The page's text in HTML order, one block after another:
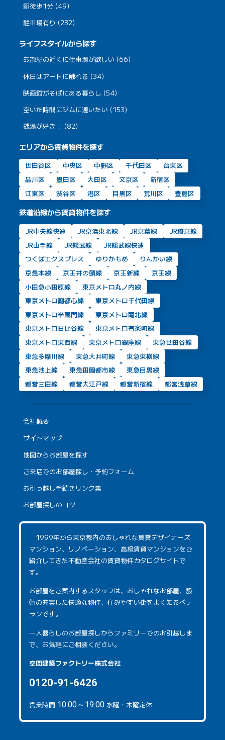
駅徒歩1分 (49)
駐車場有り (232)
ライフスタイルから探す
お部屋の近くに仕事場が欲しい (66)
休日はアートに触れる (34)
映画館がそばにある暮らし (54)
空いた時間にジムに通いたい (153)
銭湯が好き！ (82)
エリアから賃貸物件を探す
世田谷区 中央区 中野区 千代田区
台東区
品川区
墨田区 大田区 文京区
新宿区
江東区
渋谷区 港区 目黒区 荒川区 豊島区
鉄道沿線から賃貸物件を探す
JR中央線快速 JR京浜東北線 JR京葉線
JR埼京線
JR山手線
JR総武線
JR総武線快速
つくばエクスプレス
ゆりかもめ
りんかい線
京急本線
京王井の頭線 京王新線
京王線
小田急小田原線
東京メトロ丸ノ内線
東京メトロ副都心線
東京メトロ千代田線
東京メトロ半蔵門線
東京メトロ南北線
東京メトロ日比谷線
東京メトロ有楽町線
東京メトロ東西線
東京メトロ銀座線
東急世田谷線
東急多摩川線
東急大井町線
東急東横線
東急池上線
東急田園都市線
東急目黒線
都営三田線
都営大江戸線 都営新宿線 都営浅草線
会社概要
サイトマップ
地図からお部屋を探す
ご来店でのお部屋探し・予約フォーム
お引っ越し手続きリンク集
お部屋探しのコツ
1999年から東京都内のおしゃれな賃貸デザイナーズ
マンション、リノベーション、高級賃貸マンションをご
紹介してきた不動産会社の賃貸物件カタログサイトで
す。
お部屋をご案内するスタッフは、おしゃれなお部屋、設
備の充実した快適な物件、住みやすい街をよく知るベテ
ランです。
一人暮らしのお部屋探しからファミリーでのお引越しま
で、お気軽にご相談ください。
空間建築ファクトリー株式会社
0120-91-6426
営業時間 10:00～19:00 水曜・木曜定休